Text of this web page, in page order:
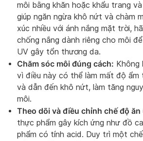
môi bằng khăn hoặc khẩu trang
giúp ngăn ngừa khô nứt và chàm
xúc nhiều với ánh nắng mặt trời,
chống nắng dành riêng cho môi
UV gây tổn thương da.
Chăm sóc môi đúng cách: Không
vì điều này có thể làm mất độ ẩm
và dẫn đến khô nứt, làm tăng
môi.
Theo dõi và điều chỉnh chế độ ăn
thực phẩm gây kích ứng như đồ
phẩm có tính acid. Duy trì một